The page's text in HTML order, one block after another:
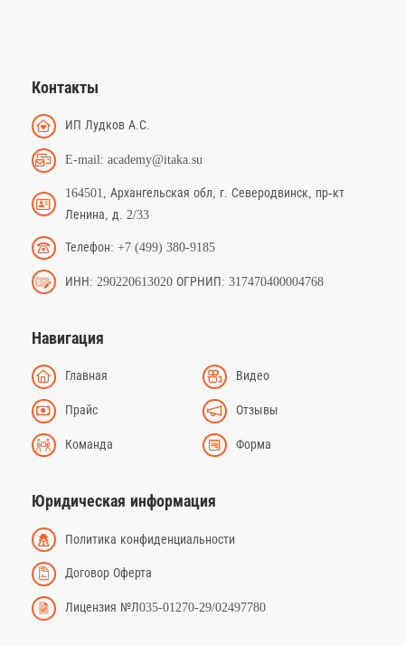
Контакты
ИП Лудков А.С.
E-mail: academy@itaka.su
164501, Архангельская обл, г. Северодвинск, пр-кт
Ленина, д. 2/33
Телефон: +7 (499) 380-9185
ИНН: 290220613020 ОГРНИП: 317470400004768
Навигация
Главная Видео
Прайс Отзывы
Команда Форма
Юридическая информация
Политика конфиденциальности
Договор Оферта
Лицензия №Л035-01270-29/02497780